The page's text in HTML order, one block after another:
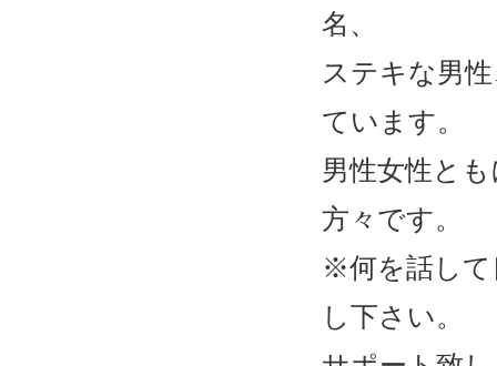
名、
ステキな男
ています。
男性女性と
方々です。
※何を話して
し下さい。